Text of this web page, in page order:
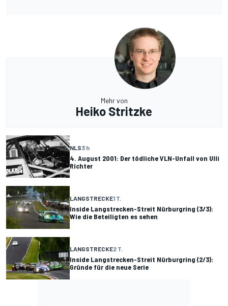
Mehr von
Heiko Stritzke
NLS3 h
4. August 2001: Der tödliche VLN-Unfall von Ulli
Richter
LANGSTRECKE1 T.
Inside Langstrecken-Streit Nürburgring (3/3):
Wie die Beteiligten es sehen
LANGSTRECKE2 T.
Inside Langstrecken-Streit Nürburgring (2/3):
Gründe für die neue Serie